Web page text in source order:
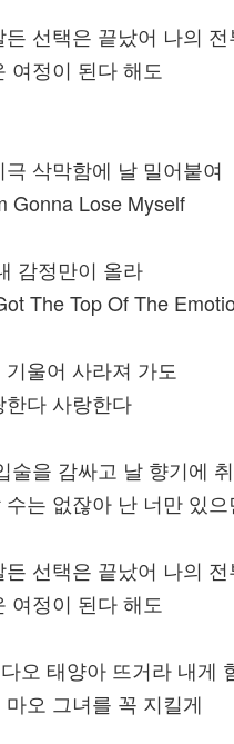
선택은 끝났어 나의
여정이 된다 해도
삭막함에 날 밀어붙여
Gonna Lose Myself
감정만이 올라
The Top Of The
울어 사라져 가도
다 사랑한다
술을 감싸고 날 향기에
는 없잖아 난 너만 있으
선택은 끝났어 나의
여정이 된다 해도
오 태양아 뜨거라 내게
오 그녀를 꼭 지킬게